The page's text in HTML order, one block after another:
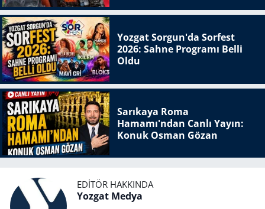
Yozgat Sorgun'da Sorfest
2026: Sahne Programı Belli
Oldu
Sarıkaya Roma
Hamamı'ndan Canlı Yayın:
Konuk Osman Gözan
EDITÖR HAKKINDA
Yozgat Medya